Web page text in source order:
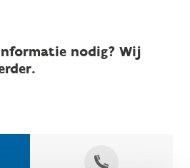
nodig? Wij